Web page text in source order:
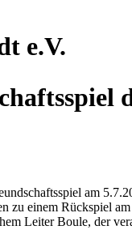
e.V.
am
zu einem Rückspiel
Leiter Boule, der